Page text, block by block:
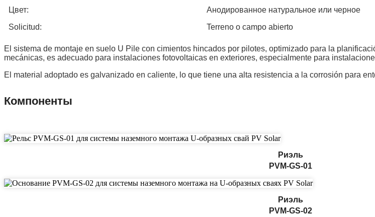
Цвет:
Анодированное натуральное или черное
Solicitud:
Terreno o campo abierto
El sistema de montaje en suelo U Pile con cimientos hincados por pilotes, optimizado para la
mecánicas, es adecuado para instalaciones fotovoltaicas en exteriores, especialmente para
El material adoptado es galvanizado en caliente, lo que tiene una alta resistencia a la corrosión para
Компоненты
Риэль
PVM-GS-01
Риэль
PVM-GS-02